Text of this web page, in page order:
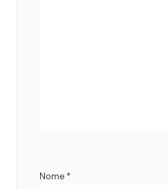
Nome *